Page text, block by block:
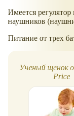
Имеется
наушников
Питание от трех
Ученый щенок
Price